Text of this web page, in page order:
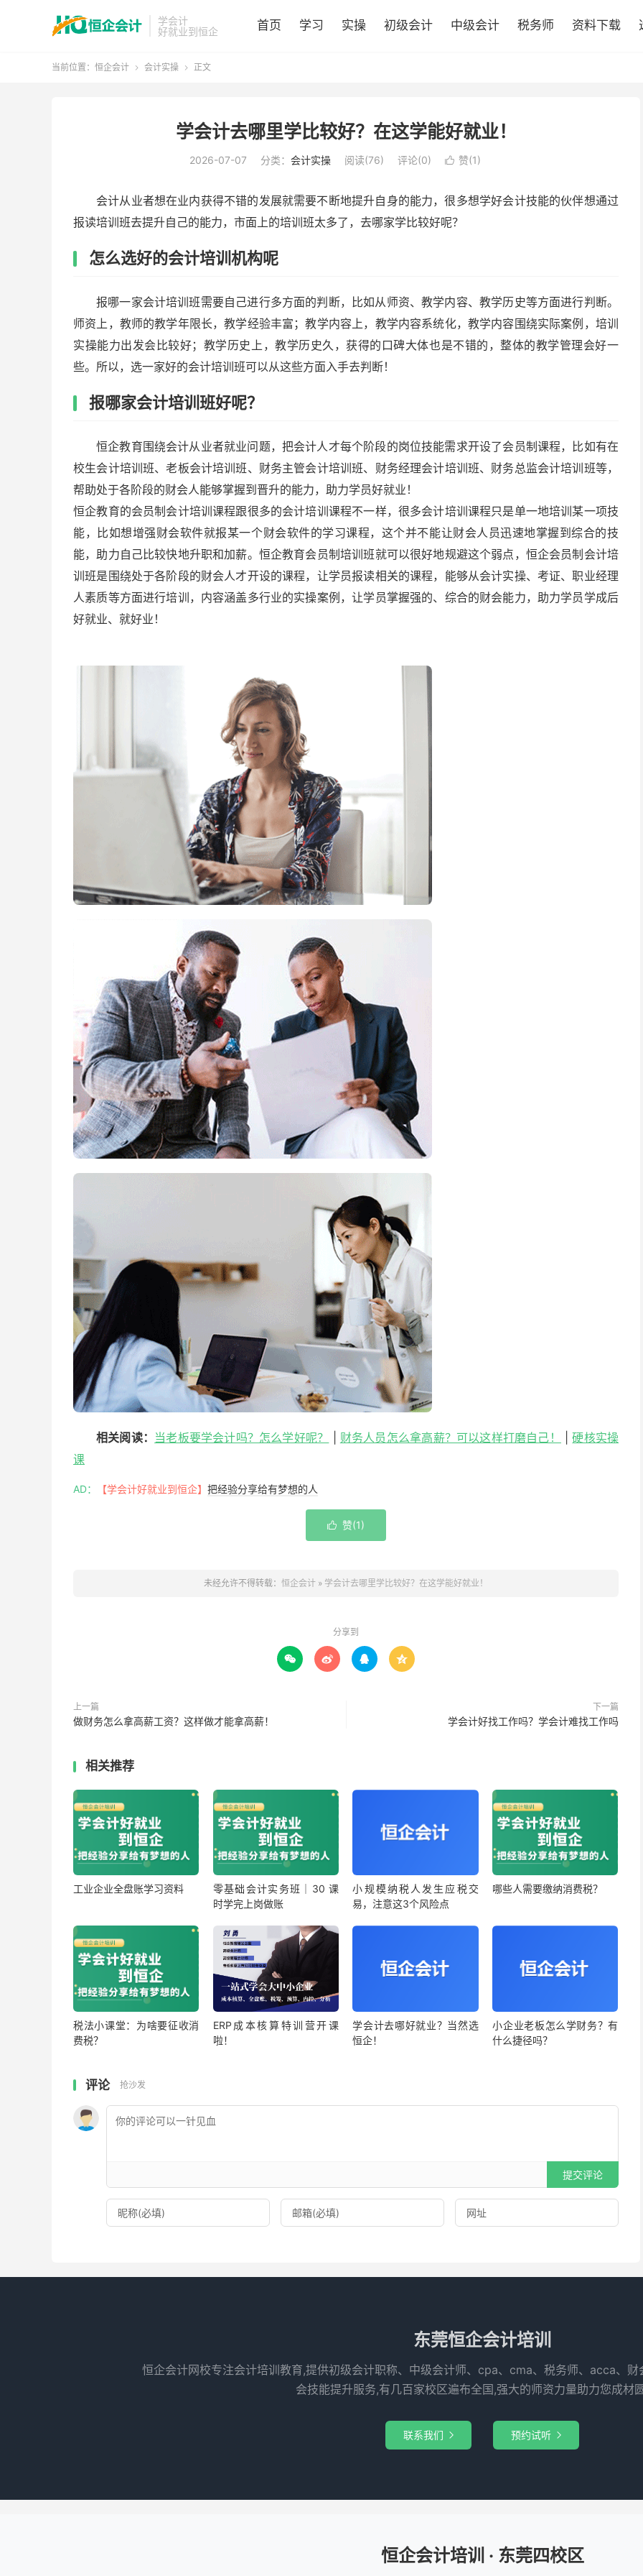
学会计
好就业到恒企
首页 学习 实操 初级会计 中级会计 税务师 资料下载
当前位置： 恒企会计  会计实操  正文
学会计去哪里学比较好？在这学能好就业！
2026-07-07 分类： 会计实操 阅读(76) 评论(0)  赞(1)
会计从业者想在业内获得不错的发展就需要不断地提升自身的能力，很多想学好会计技能的伙伴想通过
报读培训班去提升自己的能力，市面上的培训班太多了，去哪家学比较好呢？
怎么选好的会计培训机构呢
报哪一家会计培训班需要自己进行多方面的判断，比如从师资、教学内容、教学历史等方面进行判断。
师资上，教师的教学年限长，教学经验丰富；教学内容上，教学内容系统化，教学内容围绕实际案例，培训
实操能力出发会比较好；教学历史上，教学历史久，获得的口碑大体也是不错的，整体的教学管理会好一
些。所以，选一家好的会计培训班可以从这些方面入手去判断！
报哪家会计培训班好呢？
恒企教育围绕会计从业者就业问题，把会计人才每个阶段的岗位技能需求开设了会员制课程，比如有在
校生会计培训班、老板会计培训班、财务主管会计培训班、财务经理会计培训班、财务总监会计培训班等，
帮助处于各阶段的财会人能够掌握到晋升的能力，助力学员好就业！
恒企教育的会员制会计培训课程跟很多的会计培训课程不一样，很多会计培训课程只是单一地培训某一项技
能，比如想增强财会软件就报某一个财会软件的学习课程，这个并不能让财会人员迅速地掌握到综合的技
能，助力自己比较快地升职和加薪。恒企教育会员制培训班就可以很好地规避这个弱点，恒企会员制会计培
训班是围绕处于各阶段的财会人才开设的课程，让学员报读相关的课程，能够从会计实操、考证、职业经理
人素质等方面进行培训，内容涵盖多行业的实操案例，让学员掌握强的、综合的财会能力，助力学员学成后
好就业、就好业！
相关阅读： 当老板要学会计吗？怎么学好呢？ 财务人员怎么拿高薪？可以这样打磨自己！ |硬核实操
课
AD： 【学会计好就业到恒企】 把经验分享给有梦想的人
 赞(1)
未经允许不得转载： 恒企会计 » 学会计去哪里学比较好？在这学能好就业！
分享到
   
上一篇
做财务怎么拿高薪工资？这样做才能拿高薪！
下一篇
学会计好找工作吗？学会计难找工作吗
相关推荐
工业企业全盘账学习资料
零基础会计实务班｜30 课
时学完上岗做账
小规模纳税人发生应税交
易，注意这3个风险点
哪些人需要缴纳消费税？
税法小课堂：为啥要征收消
费税？
ERP成本核算特训营开课
啦！
学会计去哪好就业？当然选
恒企！
小企业老板怎么学财务？有
什么捷径吗？
评论 抢沙发
提交评论
东莞恒企会计培训
恒企会计网校专注会计培训教育,提供初级会计职称、中级会计师、cpa、cma、税务师、acca、
会技能提升服务,有几百家校区遍布全国,强大的师资力量助力您成材圆
联系我们  预约试听 
恒企会计培训 · 东莞四校区